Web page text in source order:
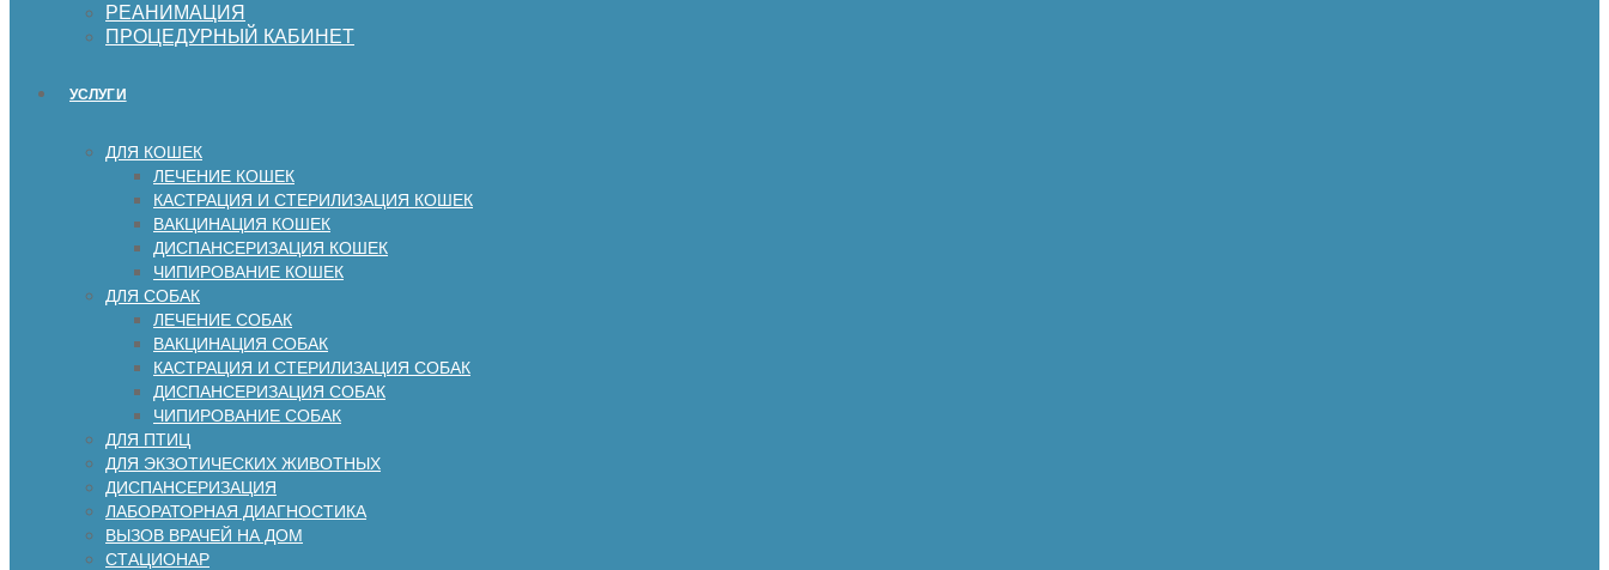
РЕАНИМАЦИЯ
ПРОЦЕДУРНЫЙ КАБИНЕТ
УСЛУГИ
ДЛЯ КОШЕК
ЛЕЧЕНИЕ КОШЕК
КАСТРАЦИЯ И СТЕРИЛИЗАЦИЯ КОШЕК
ВАКЦИНАЦИЯ КОШЕК
ДИСПАНСЕРИЗАЦИЯ КОШЕК
ЧИПИРОВАНИЕ КОШЕК
ДЛЯ СОБАК
ЛЕЧЕНИЕ СОБАК
ВАКЦИНАЦИЯ СОБАК
КАСТРАЦИЯ И СТЕРИЛИЗАЦИЯ СОБАК
ДИСПАНСЕРИЗАЦИЯ СОБАК
ЧИПИРОВАНИЕ СОБАК
ДЛЯ ПТИЦ
ДЛЯ ЭКЗОТИЧЕСКИХ ЖИВОТНЫХ
ДИСПАНСЕРИЗАЦИЯ
ЛАБОРАТОРНАЯ ДИАГНОСТИКА
ВЫЗОВ ВРАЧЕЙ НА ДОМ
СТАЦИОНАР